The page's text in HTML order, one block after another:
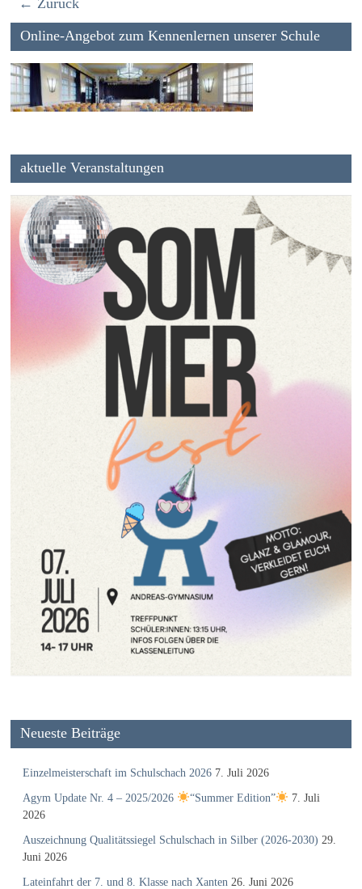
Online-Angebot zum Kennenlernen unserer Schule
aktuelle Veranstaltungen
Neueste Beiträge
Einzelmeisterschaft im Schulschach 2026 7. Juli 2026
Agym Update Nr. 4 – 2025/2026 “Summer Edition”
7. Juli
2026
Auszeichnung Qualitätssiegel Schulschach in Silber (2026-2030) 29.
Juni 2026
Lateinfahrt der 7. und 8. Klasse nach Xanten 26. Juni 2026